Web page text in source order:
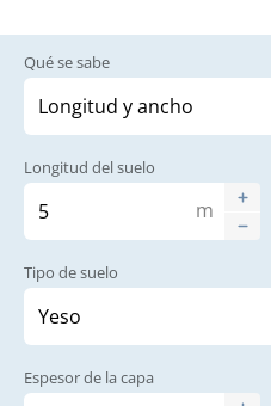
Qué se sabe
Longitud del suelo
m
Tipo de suelo
Espesor de la capa